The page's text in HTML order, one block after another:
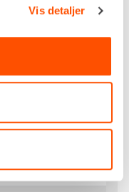
Vis detaljer
590 kgf
1.000 kgf
45º / 90º
1.460 mm